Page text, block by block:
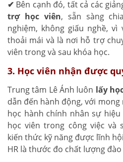
✔ Bên cạnh đó, tất cả các
trợ học viên, sẵn sàng
nghiệm, không giấu nghề,
thoải mái và là nơi hỗ trợ
viên trong và sau khóa học.
3. Học viên nhận được
Trung tâm Lê Ánh luôn lấy
dẫn đến hành động, với mong
học hành chính nhân sự
học viên trong công việc và
kiến thức kỹ năng được lĩnh
HR là thước đo chất lượng